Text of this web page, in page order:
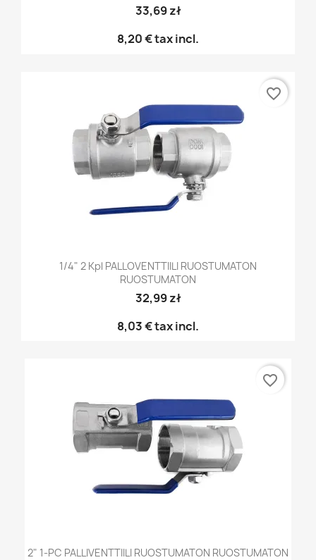
33,69 zł
8,20 €tax incl.
1/4" 2 Kpl PALLOVENTTIILI RUOSTUMATON
RUOSTUMATON
32,99 zł
8,03 €tax incl.
favorite_border
2" 1-PC PALLIVENTTIILI RUOSTUMATON RUOSTUMATON
favorite_border